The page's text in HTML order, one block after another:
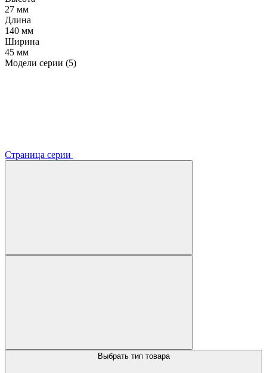
27 мм
Длина
140 мм
Ширина
45 мм
Модели серии (5)
Страница серии
Выбрать тип товара